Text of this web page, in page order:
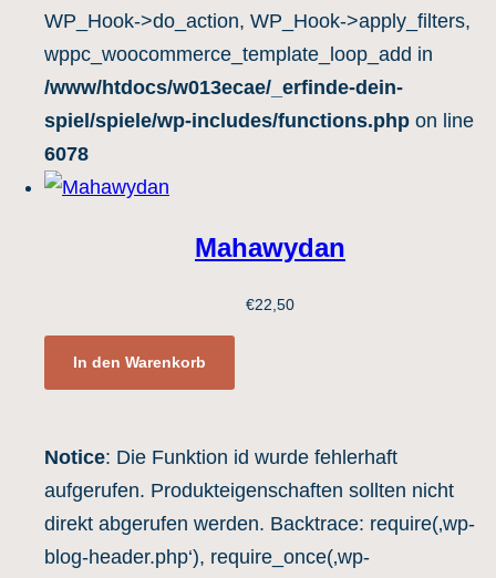
WP_Hook->do_action, WP_Hook->apply_filters,
wppc_woocommerce_template_loop_add in
/www/htdocs/w013ecae/_erfinde-dein-
spiel/spiele/wp-includes/functions.php on line
6078
Mahawydan
€22,50
In den Warenkorb
Notice: Die Funktion id wurde fehlerhaft
aufgerufen. Produkteigenschaften sollten nicht
direkt abgerufen werden. Backtrace: require(‚wp-
blog-header.php‘), require_once(‚wp-